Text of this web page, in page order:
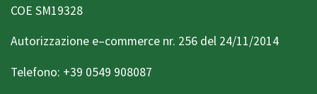
COE SM19328
Autorizzazione e–commerce nr. 256 del 24/11/2014
Telefono: +39 0549 908087